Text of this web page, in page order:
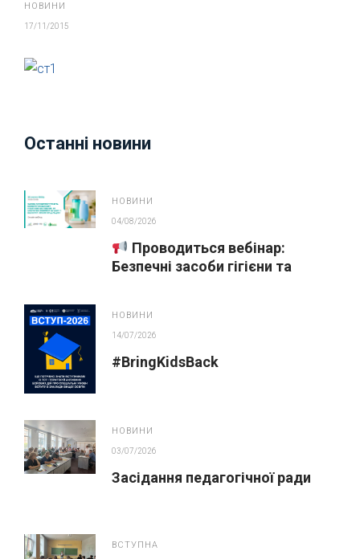
НОВИНИ
17/11/2015
Останні новини
НОВИНИ
04/08/2026
Проводиться вебінар:
Безпечні засоби гігієни та
НОВИНИ
14/07/2026
#BringKidsBack
НОВИНИ
03/07/2026
Засідання педагогічної ради
ВСТУПНА